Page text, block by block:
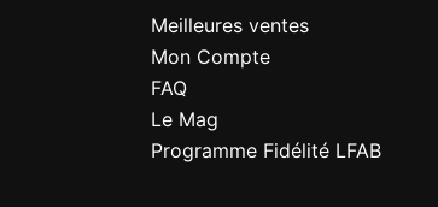
Meilleures ventes
Mon Compte
FAQ
Le Mag
Programme Fidélité LFAB